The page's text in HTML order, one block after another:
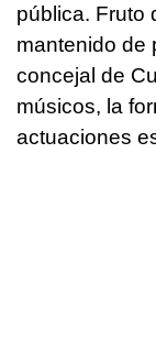
pública. Fruto
mantenido de
concejal de
músicos, la
actuaciones